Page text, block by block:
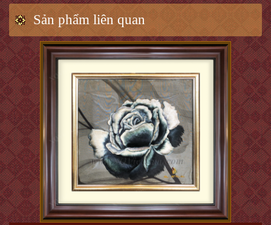
Sản phẩm liên quan